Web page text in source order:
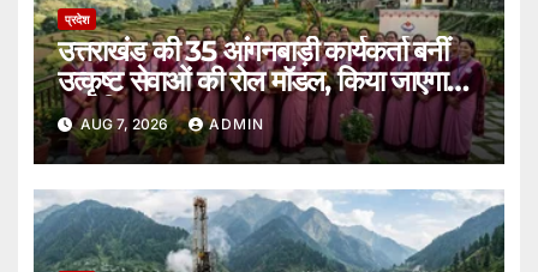
प्रदेश
उत्तराखंड की 35 आंगनबाड़ी कार्यकर्ता बनीं
उत्कृष्ट सेवाओं की रोल मॉडल, किया जाएगा
सम्मानित।
AUG 7, 2026 ADMIN